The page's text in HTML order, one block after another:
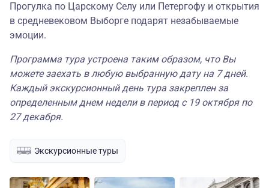
Прогулка по Царскому Селу или Петергофу и открытия
в средневековом Выборге подарят незабываемые
эмоции.
Программа тура устроена таким образом, что Вы
можете заехать в любую выбранную дату на 7 дней.
Каждый экскурсионный день тура закреплен за
определенным днем недели в период с 19 октября по
27 декабря.
Экскурсионные туры